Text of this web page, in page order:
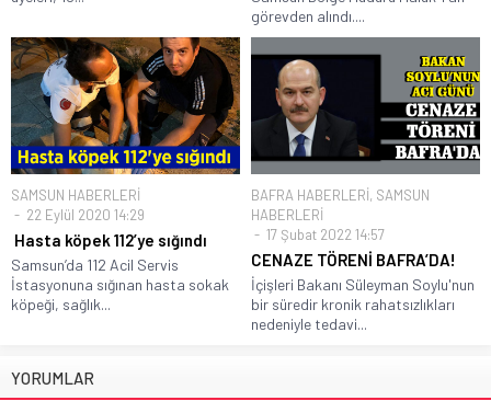
görevden alındı....
SAMSUN HABERLERİ
22 Eylül 2020 14:29
Hasta köpek 112’ye sığındı
Samsun’da 112 Acil Servis
İstasyonuna sığınan hasta sokak
köpeği, sağlık...
BAFRA HABERLERİ, SAMSUN
HABERLERİ
17 Şubat 2022 14:57
CENAZE TÖRENİ BAFRA’DA!
İçişleri Bakanı Süleyman Soylu'nun
bir süredir kronik rahatsızlıkları
nedeniyle tedavi...
YORUMLAR